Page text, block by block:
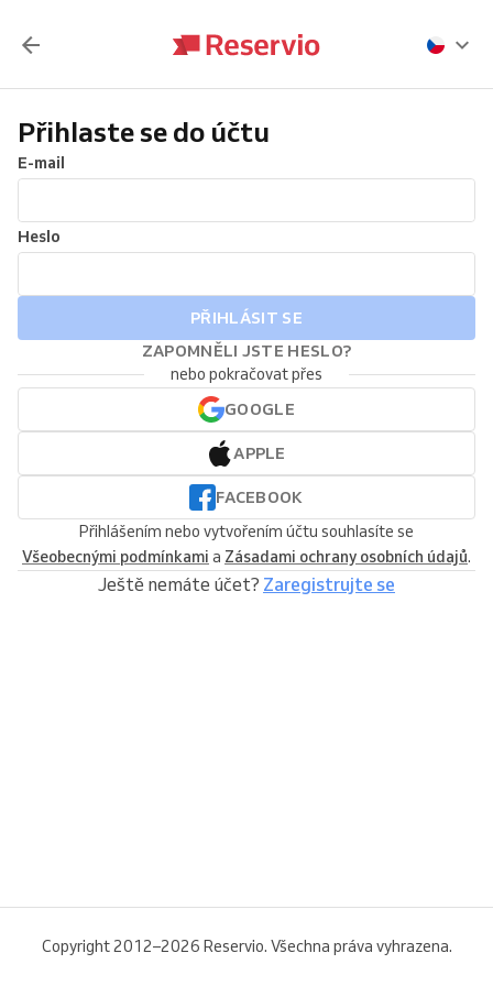
Přihlaste se do účtu
E-mail
Heslo
PŘIHLÁSIT SE
ZAPOMNĚLI JSTE HESLO?
nebo pokračovat přes
GOOGLE
APPLE
FACEBOOK
Přihlášením nebo vytvořením účtu souhlasíte se
Všeobecnými podmínkami a Zásadami ochrany osobních údajů.
Ještě nemáte účet? Zaregistrujte se
Copyright 2012–2026 Reservio. Všechna práva vyhrazena.